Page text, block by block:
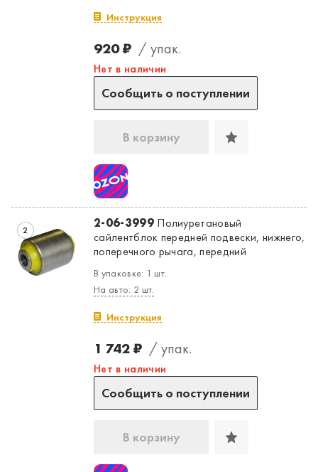
Инструкция
920 ₽ / упак.
Нет в наличии
Сообщить о поступлении
В корзину
2 2-06-3999Полиуретановый
сайлентблок передней подвески, нижнего,
поперечного рычага, передний
В упаковке: 1 шт.
На авто: 2 шт.
Инструкция
1 742 ₽ / упак.
Нет в наличии
Сообщить о поступлении
В корзину